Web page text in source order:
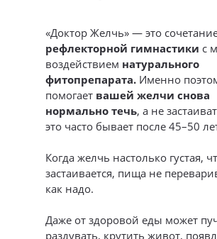
«Доктор Желчь» — это
рефлекторной гимнастики с
воздействием натурального
фитопрепарата. Именно
помогает вашей желчи снова
нормально течь, а не
это часто бывает после 45–50
Когда желчь настолько густая,
застаивается, пища не
как надо.
Даже от здоровой еды может
раздувать, крутить живот,